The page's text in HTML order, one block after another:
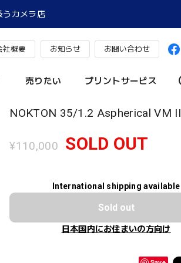
うカメラ店
社概要 お知らせ お問い合わせ
売りたい プリントサービス
NOKTON 35/1.2 Aspherical VM II
¥110,000 SOLD OUT
International shipping available
Sold out
日本国内にお住まいの方向け